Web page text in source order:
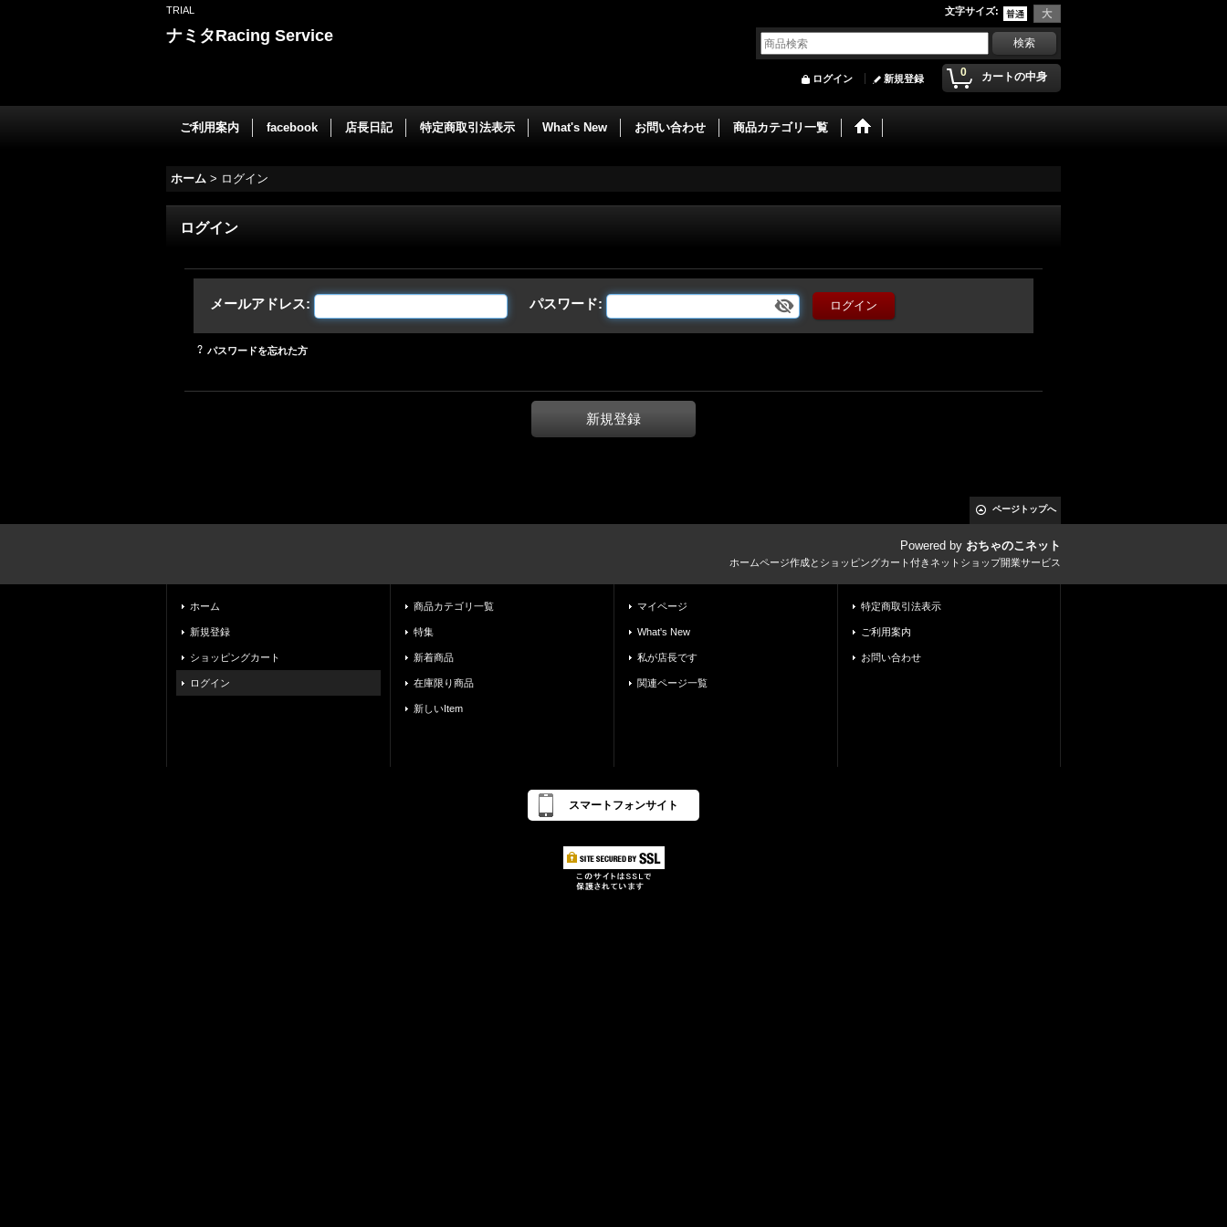
TRIAL 文字サイズ:
ナミタRacing Service
0 カートの中身
ログイン 新規登録
ご利用案内 facebook 店長日記 特定商取引法表示 What's New お問い合わせ 商品カテゴリ一覧
ホーム > ログイン
ログイン
メールアドレス: パスワード:
パスワードを忘れた方
新規登録
ページトップへ
Powered by おちゃのこネット
ホームページ作成とショッピングカート付きネットショップ開業サービス
ホーム
新規登録
ショッピングカート
ログイン
商品カテゴリ一覧
特集
新着商品
在庫限り商品
新しいItem
マイページ
What's New
私が店長です
関連ページ一覧
特定商取引法表示
ご利用案内
お問い合わせ
スマートフォンサイト